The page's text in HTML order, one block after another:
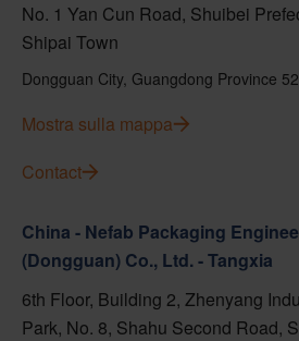
No. 1 Yan Cun Road, Shuibei
Shipai Town
Dongguan City, Guangdong Province
Mostra sulla mappa
Contact
China - Nefab Packaging
(Dongguan) Co., Ltd. - Tangxia
6th Floor, Building 2, Zhenyang
Park, No. 8, Shahu Second Road,